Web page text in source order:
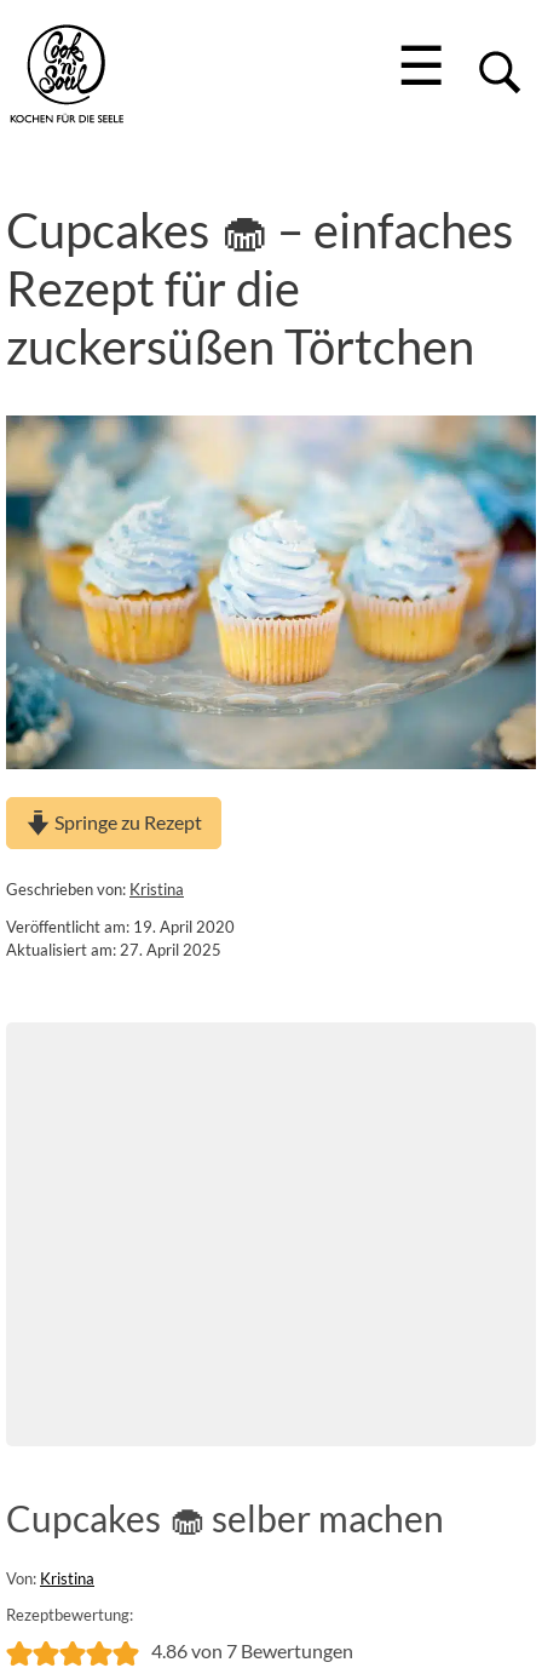
☰
Cupcakes 🧁 – einfaches
Rezept für die
zuckersüßen Törtchen
Springe zu Rezept
Geschrieben von: Kristina
Veröffentlicht am: 19. April 2020
Aktualisiert am: 27. April 2025
Cupcakes 🧁 selber machen
Von: Kristina
Rezeptbewertung:
4.86von 7 Bewertungen